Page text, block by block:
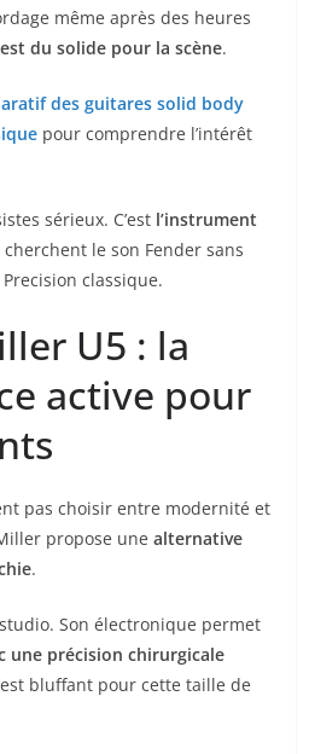
même après des heures
du solide pour la scène.
des guitares solid body
pour comprendre l’intérêt
sérieux. C’est l’instrument
le son Fender sans
Precision classique.
U5 : la
active pour
pas choisir entre modernité et
propose une alternative
.
Son électronique permet
une précision chirurgicale
bluffant pour cette taille de